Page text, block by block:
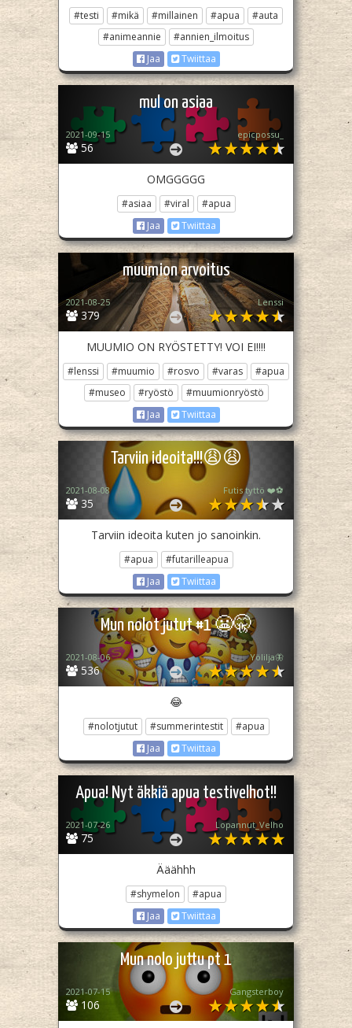
#testi #mikä #millainen #apua
#auta
#animeannie
#annien_ilmoitus
Jaa
Twiittaa
mul on asiaa
56
2021-09-15 epicpossu_
OMGGGGG
#asiaa #viral
#apua
Jaa
Twiittaa
muumion arvoitus
379
2021-08-25 Lenssi
MUUMIO ON RYÖSTETTY! VOI EI!!!!
#lenssi #muumio #rosvo #varas
#apua
#museo
#ryöstö
#muumionryöstö
Jaa
Twiittaa
Tarviin ideoita!!!😩😩
35
2021-08-08 Futis tyttö ❤️⚽
Tarviin ideoita kuten jo sanoinkin.
#apua
#futarilleapua
Jaa
Twiittaa
Mun nolot jutut #1 😬🤫
536
2021-08-06 Yölilja🦋
😂
#nolotjutut #summerintestit
#apua
Jaa
Twiittaa
Apua! Nyt äkkiä apua testivelhot!!
75
2021-07-26 Lopannut_Velho
Ääähhh
#shymelon
#apua
Jaa
Twiittaa
Mun nolo juttu pt 1
106
2021-07-15 Gangsterboy